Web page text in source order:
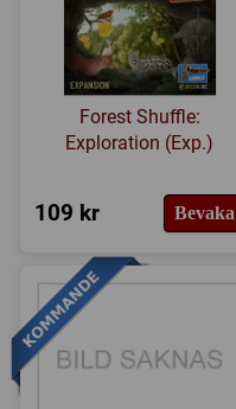
Forest Shuffle:
Exploration (Exp.)
109 kr Bevaka